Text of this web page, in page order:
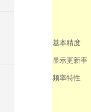
基本精度
显示更新率
频率特性